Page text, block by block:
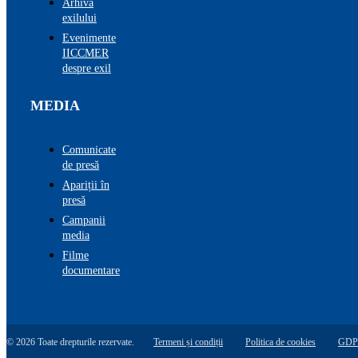
Arhiva
exilului
Evenimente
IICCMER
despre exil
MEDIA
Comunicate
de presă
Apariții în
presă
Campanii
media
Filme
documentare
© 2026 Toate drepturile rezervate. Termeni și condiții Politica de cookies